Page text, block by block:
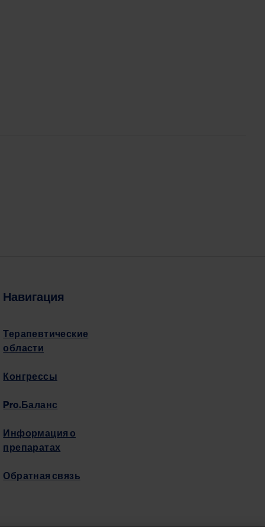
Навигация
Терапевтические
области
Конгрессы
Pro.Баланс
Информация о
препаратах
Обратная связь